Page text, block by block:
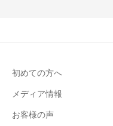
初めての方へ
メディア情報
お客様の声